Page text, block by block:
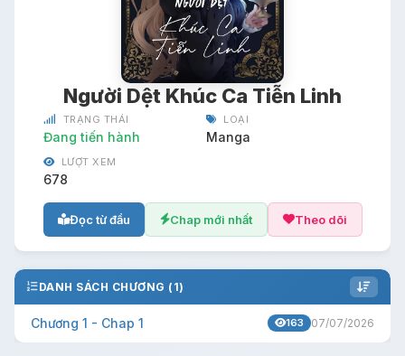
Người Dệt Khúc Ca Tiễn Linh
TRẠNG THÁI
Đang tiến hành
LOẠI
Manga
LƯỢT XEM
678
Đọc từ đầu Chap mới nhất Theo dõi
DANH SÁCH CHƯƠNG (1)
Chương 1 - Chap 1 163 07/07/2026